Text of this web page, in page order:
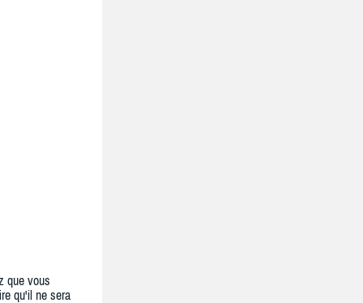
que vous
qu'il ne sera